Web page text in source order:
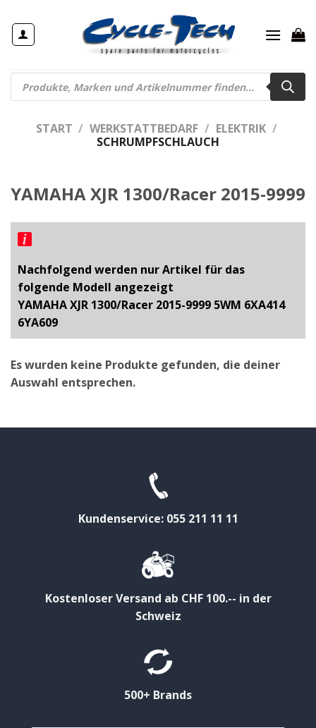
Inhalt
springen
Products
search
START / WERKSTATTBEDARF / ELEKTRIK /
SCHRUMPFSCHLAUCH
YAMAHA XJR 1300/Racer 2015-9999
Nachfolgend werden nur Artikel für das
folgende Modell angezeigt
YAMAHA XJR 1300/Racer 2015-9999 5WM 6XA414
6YA609
Es wurden keine Produkte gefunden, die deiner
Auswahl entsprechen.
Kundenservice: 055 211 11 11
Kostenloser Versand ab CHF 100.-- in der
Schweiz
500+ Brands